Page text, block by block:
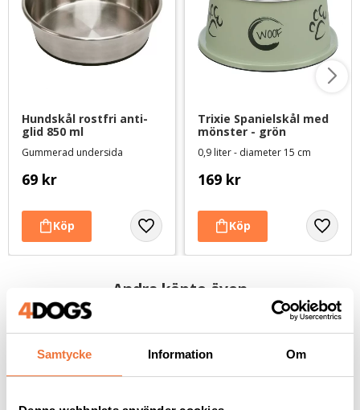
Samtycke Information Om
Hundskål rostfri anti-
glid 850 ml
Gummerad undersida
69 kr
Trixie Spanielskål med
mönster - grön
0,9 liter - diameter 15 cm
169 kr
Andra köpte även